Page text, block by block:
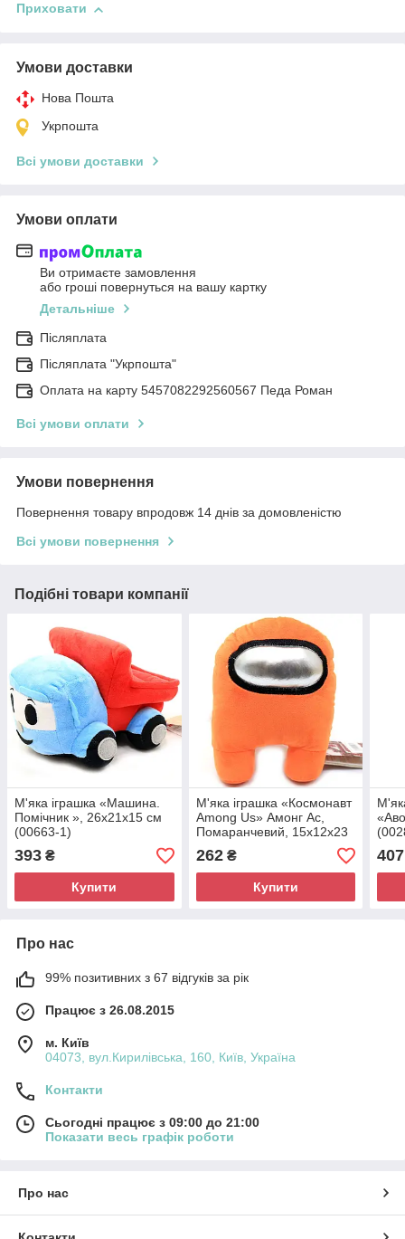
Приховати
Умови доставки
Нова Пошта
Укрпошта
Всі умови доставки
Умови оплати
Ви отримаєте замовлення
або гроші повернуться на вашу картку
Детальніше
Післяплата
Післяплата "Укрпошта"
Оплата на карту 5457082292560567 Педа Роман
Всі умови оплати
Умови повернення
Повернення товару впродовж 14 днів за домовленістю
Всі умови повернення
Подібні товари компанії
М'яка іграшка «Машина.
Помічник », 26х21х15 см
(00663-1)
393 ₴
Купити
М'яка іграшка «Космонавт
Among Us» Амонг Ас,
Помаранчевий, 15х12х23
см (00006-03)
262₴
Купити
407
Про нас
99% позитивних з 67 відгуків за рік
Працює з 26.08.2015
м. Київ
04073, вул.Кирилівська, 160, Київ, Україна
Контакти
Сьогодні працює з 09:00 до 21:00
Показати весь графік роботи
Про нас